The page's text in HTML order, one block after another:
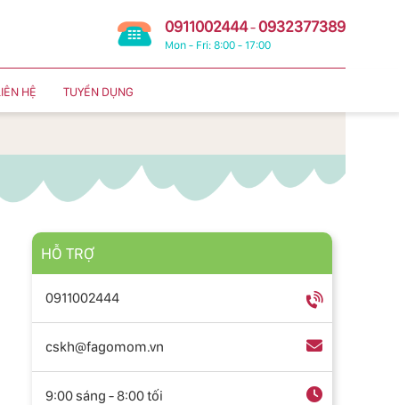
0911002444-0932377389
Mon - Fri: 8:00 - 17:00
HỆ TUYỂN DỤNG
HỖ TRỢ
0911002444
cskh@fagomom.vn
9:00 sáng - 8:00 tối